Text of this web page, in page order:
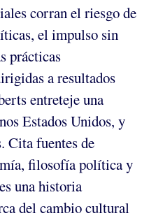
corran el riesgo de
el impulso sin
prácticas
a resultados
entreteje una
Estados Unidos, y
Cita fuentes de
filosofía política y
una historia
del cambio cultural